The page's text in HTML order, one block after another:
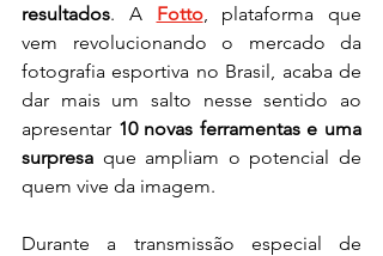
resultados. A Fotto, plataforma que
vem revolucionando o mercado da
fotografia esportiva no Brasil, acaba de
dar mais um salto nesse sentido ao
apresentar 10 novas ferramentas e uma
surpresa que ampliam o potencial de
quem vive da imagem.
Durante a transmissão especial de